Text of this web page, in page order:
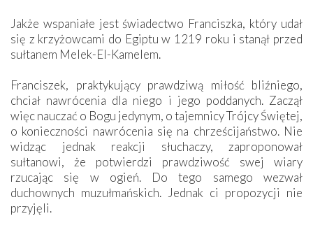
Jakże wspaniałe jest świadectwo Franciszka, który udał
się z krzyżowcami do Egiptu w 1219 roku i stanął przed
sułtanem Melek-El-Kamelem.
Franciszek, praktykujący prawdziwą miłość bliźniego,
chciał nawrócenia dla niego i jego poddanych. Zaczął
więc nauczać o Bogu jedynym, o tajemnicy Trójcy Świętej,
o konieczności nawrócenia się na chrześcijaństwo. Nie
widząc jednak reakcji słuchaczy, zaproponował
sułtanowi, że potwierdzi prawdziwość swej wiary
rzucając się w ogień. Do tego samego wezwał
duchownych muzułmańskich. Jednak ci propozycji nie
przyjęli.